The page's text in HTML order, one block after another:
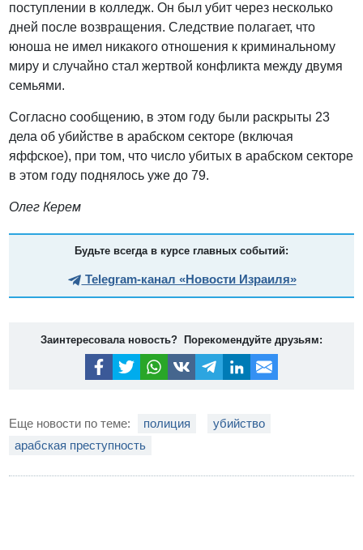
поступлении в колледж. Он был убит через несколько
дней после возвращения. Следствие полагает, что
юноша не имел никакого отношения к криминальному
миру и случайно стал жертвой конфликта между двумя
семьями.
Согласно сообщению, в этом году были раскрыты 23
дела об убийстве в арабском секторе (включая
яффское), при том, что число убитых в арабском секторе
в этом году поднялось уже до 79.
Олег Керем
Будьте всегда в курсе главных событий:
Telegram-канал «Новости Израиля»
Заинтересовала новость? Порекомендуйте друзьям:
Еще новости по теме: полиция
убийство
арабская преступность